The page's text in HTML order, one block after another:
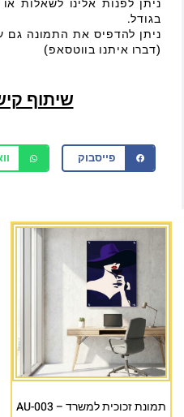
ניתן לפנות אלינו לשאלות
בגודל.
ניתן להדפיס את התמונה גם
(דברו איתנו בווטסאפ)
שיתוף
פייסבוק
תמונת זכוכית למשרד – AU-003